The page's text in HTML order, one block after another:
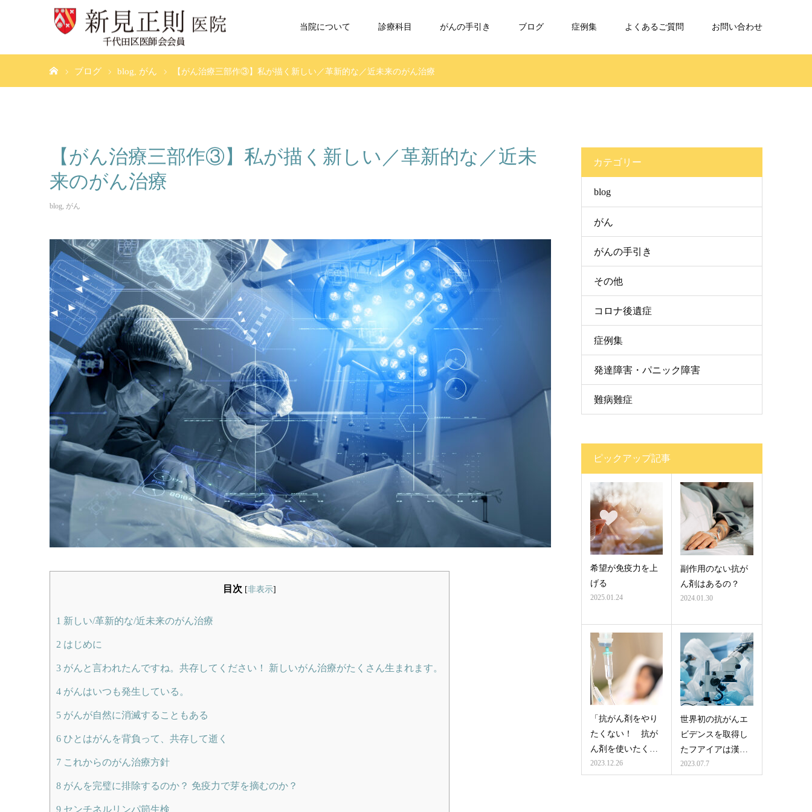
当院について 診療科目 がんの手引き ブログ 症例集 よくあるご質問 お問い合わせ
ホーム ブログ blog がん 【がん治療三部作③】私が描く新しい／革新的な／近未来のがん治療
【がん治療三部作③】私が描く新しい／革新的な／近未
来のがん治療
blog, がん
目次 [非表示]
1 新しい/革新的な/近未来のがん治療
2 はじめに
3 がんと言われたんですね。共存してください！ 新しいがん治療がたくさん生まれます。
4 がんはいつも発生している。
5 がんが自然に消滅することもある
6 ひとはがんを背負って、共存して逝く
7 これからのがん治療方針
8 がんを完璧に排除するのか？ 免疫力で芽を摘むのか？
9 センチネルリンパ節生検
カテゴリー
blog
がん
がんの手引き
その他
コロナ後遺症
症例集
発達障害・パニック障害
難病難症
ピックアップ記事
希望が免疫力を上
げる
2025.01.24
副作用のない抗が
ん剤はあるの？
2024.01.30
「抗がん剤をやり
たくない！ 抗が
ん剤を使いたく…
2023.12.26
世界初の抗がんエ
ビデンスを取得し
たフアイアは漢…
2023.07.7